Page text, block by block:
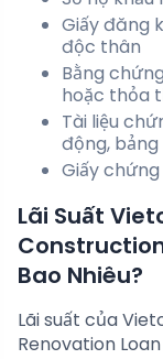
Giấy đăng
độc thân
Bằng
hoặc thỏa
Tài liệu
động,
Giấy
Lãi Suất
Bao Nhiêu?
Lãi suất của
Renovation Loan